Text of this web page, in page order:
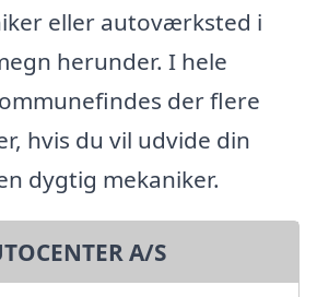
eller autoværksted i
herunder. I hele
der flere
hvis du vil udvide din
dygtig mekaniker.
A/S